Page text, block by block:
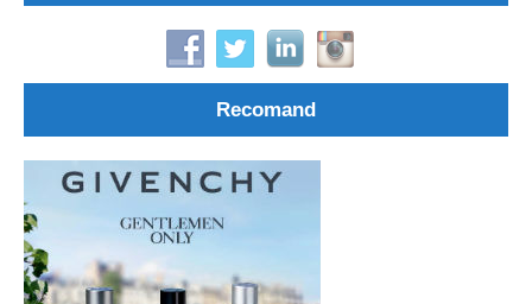
Recomand